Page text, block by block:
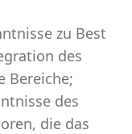
zu Best
des
Bereiche;
des
die das